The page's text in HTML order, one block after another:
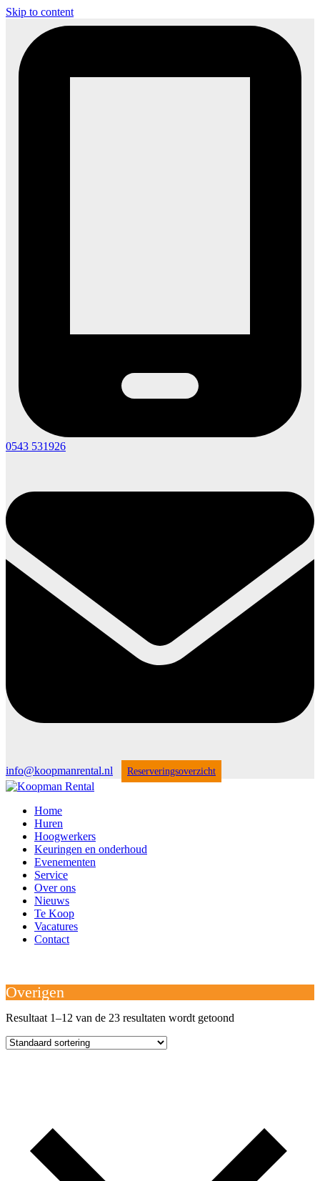
Skip to content
0543 531926
info@koopmanrental.nl Reserveringsoverzicht
Home
Huren
Hoogwerkers
Keuringen en onderhoud
Evenementen
Service
Over ons
Nieuws
Te Koop
Vacatures
Contact
menu
menu
Overigen
Resultaat 1–12 van de 23 resultaten wordt getoond